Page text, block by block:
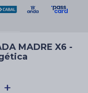
MADRE X6 -